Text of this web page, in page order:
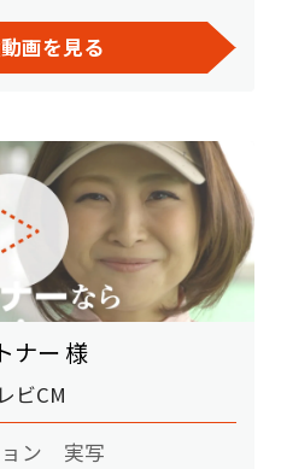
画を見る
ナー 様
ビCM
ン 実写